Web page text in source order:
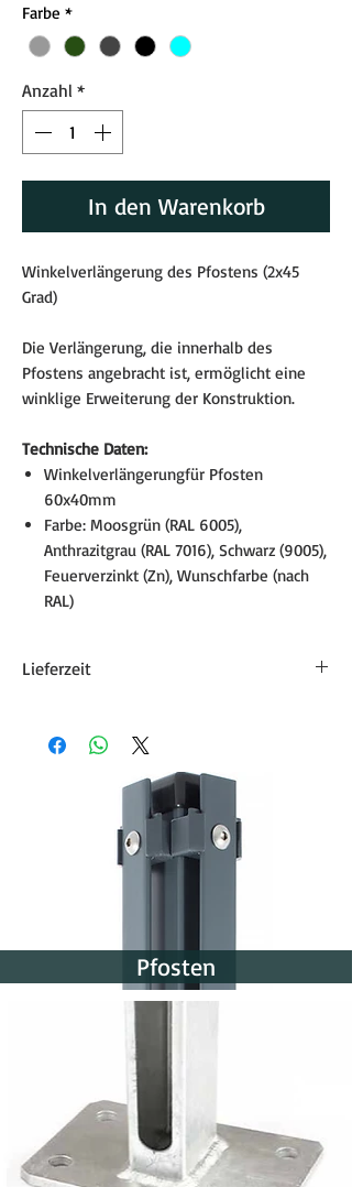
Farbe *
Anzahl *
In den Warenkorb
Winkelverlängerung des Pfostens (2x45
Grad)
Die Verlängerung, die innerhalb des
Pfostens angebracht ist, ermöglicht eine
winklige Erweiterung der Konstruktion.
Technische Daten:
Winkelverlängerungfür Pfosten
60x40mm
Farbe: Moosgrün (RAL 6005),
Anthrazitgrau (RAL 7016), Schwarz (9005),
Feuerverzinkt (Zn), Wunschfarbe (nach
RAL)
Lieferzeit
etwa 8-15 Werktage. Der genaue
Auftragsbestätigung angegeben.
Pfosten